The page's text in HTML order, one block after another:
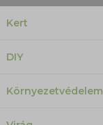
Kert
DIY
Környezetvédelem